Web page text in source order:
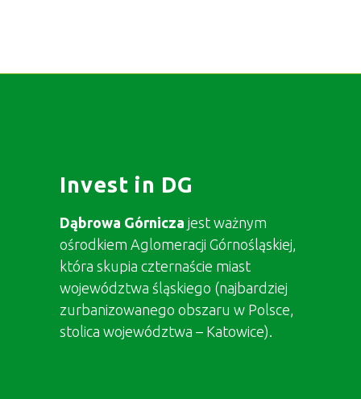
Invest in DG
Dąbrowa Górnicza jest ważnym
ośrodkiem Aglomeracji Górnośląskiej,
która skupia czternaście miast
województwa śląskiego (najbardziej
zurbanizowanego obszaru w Polsce,
stolica województwa – Katowice).